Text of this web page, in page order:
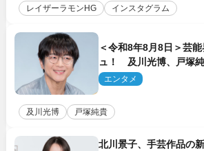
レイザーラモンHG インスタグラム
＜令和8年8月8日＞芸
ュ！ 及川光博、戸塚
エンタメ
及川光博 戸塚純貴
北川景子、手芸作品の